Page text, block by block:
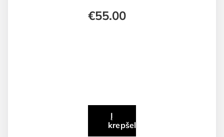
€55.00
Į
krepšelį